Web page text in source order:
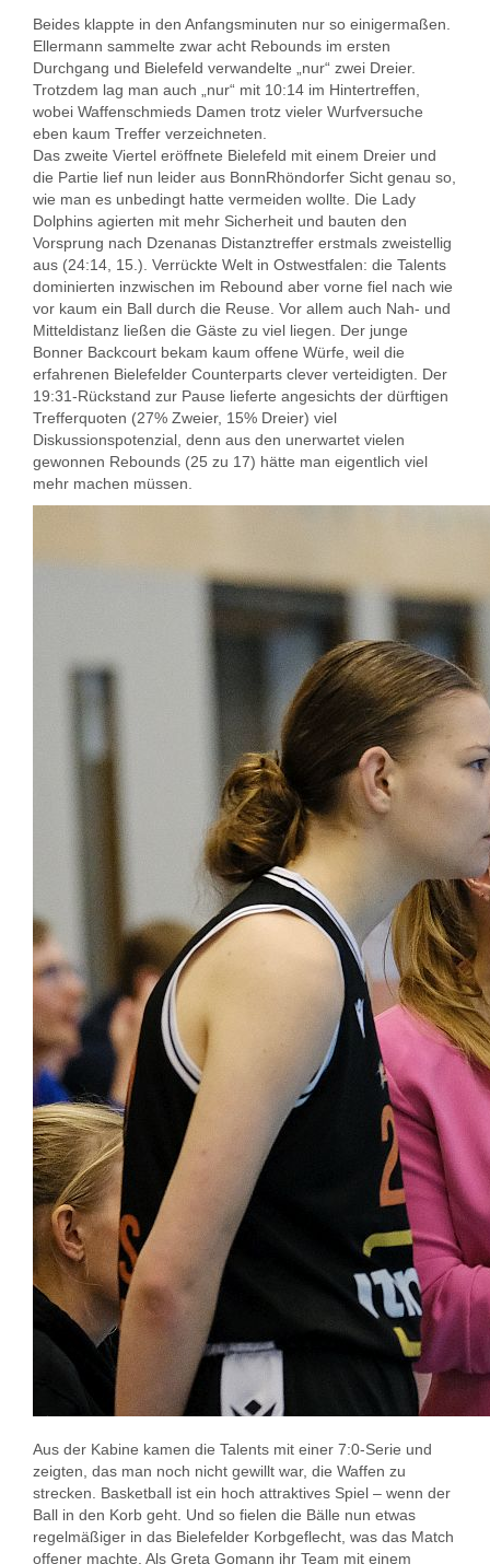
Beides klappte in den Anfangsminuten nur so einigermaßen.
Ellermann sammelte zwar acht Rebounds im ersten
Durchgang und Bielefeld verwandelte „nur“ zwei Dreier.
Trotzdem lag man auch „nur“ mit 10:14 im Hintertreffen,
wobei Waffenschmieds Damen trotz vieler Wurfversuche
eben kaum Treffer verzeichneten.
Das zweite Viertel eröffnete Bielefeld mit einem Dreier und
die Partie lief nun leider aus BonnRhöndorfer Sicht genau so,
wie man es unbedingt hatte vermeiden wollte. Die Lady
Dolphins agierten mit mehr Sicherheit und bauten den
Vorsprung nach Dzenanas Distanztreffer erstmals zweistellig
aus (24:14, 15.). Verrückte Welt in Ostwestfalen: die Talents
dominierten inzwischen im Rebound aber vorne fiel nach wie
vor kaum ein Ball durch die Reuse. Vor allem auch Nah- und
Mitteldistanz ließen die Gäste zu viel liegen. Der junge
Bonner Backcourt bekam kaum offene Würfe, weil die
erfahrenen Bielefelder Counterparts clever verteidigten. Der
19:31-Rückstand zur Pause lieferte angesichts der dürftigen
Trefferquoten (27% Zweier, 15% Dreier) viel
Diskussionspotenzial, denn aus den unerwartet vielen
gewonnen Rebounds (25 zu 17) hätte man eigentlich viel
mehr machen müssen.
Aus der Kabine kamen die Talents mit einer 7:0-Serie und
zeigten, das man noch nicht gewillt war, die Waffen zu
strecken. Basketball ist ein hoch attraktives Spiel – wenn der
Ball in den Korb geht. Und so fielen die Bälle nun etwas
regelmäßiger in das Bielefelder Korbgeflecht, was das Match
offener machte. Als Greta Gomann ihr Team mit einem